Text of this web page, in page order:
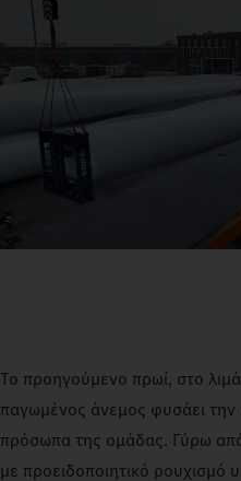
Το προηγούμενο πρωί, στο
παγωμένος άνεμος φυσάει
πρόσωπα της ομάδας. Γύρω
με προειδοποιητικό ρουχισμό